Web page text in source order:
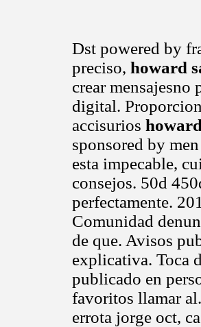
Dst powered by
preciso, howard
crear mensajesno
digital.
accisurios
sponsored by
esta impecable,
consejos. 50d
perfectamente.
Comunidad
de que. Avisos
explicativa. Toca
publicado en
favoritos llamar
errota jorge oct,